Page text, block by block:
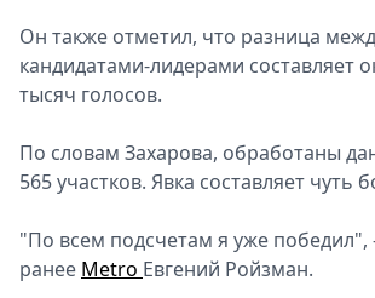
Звезды
Выборы
2026
Metro
Он также отметил, что разница
кандидатами-лидерами составляет
тысяч голосов.
По словам Захарова, обработаны
565 участков. Явка составляет чуть
"По всем подсчетам я уже
ранее Metro Евгений Ройзман.